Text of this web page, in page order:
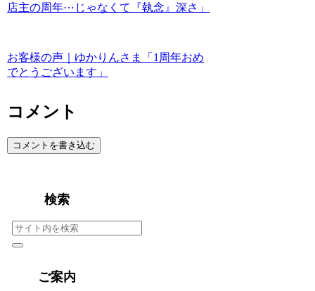
店主の周年⋯じゃなくて『執念』深さ」
お客様の声｜ゆかりんさま「1周年おめ
でとうございます」
コメント
コメントを書き込む
検索
ご案内